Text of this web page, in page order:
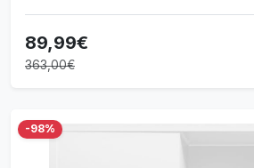
89,99€
363,00€
-98%